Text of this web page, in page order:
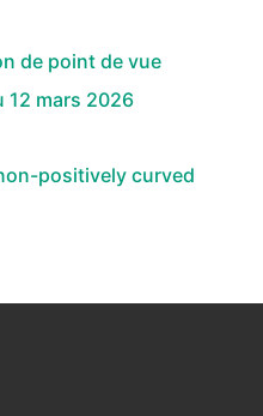
de point de vue
12 mars 2026
positively curved